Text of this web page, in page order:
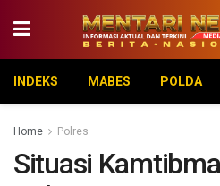
INDEKS MABES POLDA
Home Polres
Situasi